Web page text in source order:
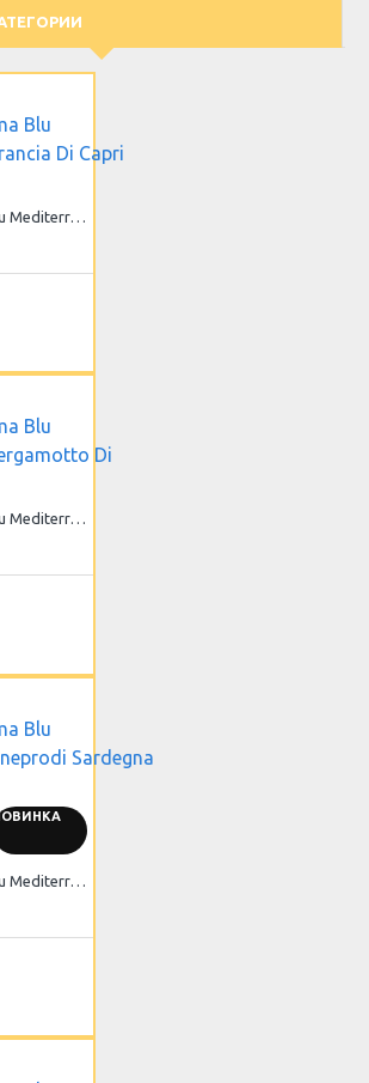
Acqua Di Parma Blu MediterrAneo Arancia Di Capri 75ml
Acqua Di Parma Blu MediterrAneo Bergamotto Di Calabria 75ml